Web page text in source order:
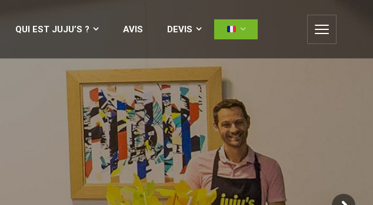
QUI EST JUJU’S ? AVIS DEVIS
DEVIS